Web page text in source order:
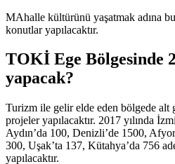
MAhalle kültürünü yaşatmak adına
konutlar yapılacaktır.
TOKİ Ege Bölgesinde
yapacak?
Turizm ile gelir elde eden bölgede alt
projeler yapılacaktır. 2017 yılında
Aydın’da 100, Denizli’de 1500,
300, Uşak’ta 137, Kütahya’da 756
yapılacaktır.